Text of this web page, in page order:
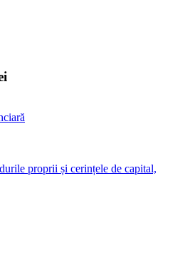
proprii și cerințele de capital,